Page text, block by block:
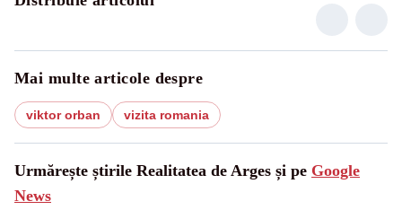
Mai multe articole despre
viktor orban vizita romania
Urmărește știrile Realitatea de Arges și pe Google
News